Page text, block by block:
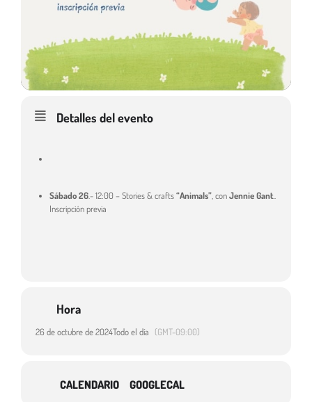
Detalles del evento
Sábado 26.- 12:00 – Stories & crafts“Animals” , conJennie Gant..
Inscripción previa
Hora
26 de octubre de 2024Todo el día (GMT-09:00)
CALENDARIO GOOGLECAL